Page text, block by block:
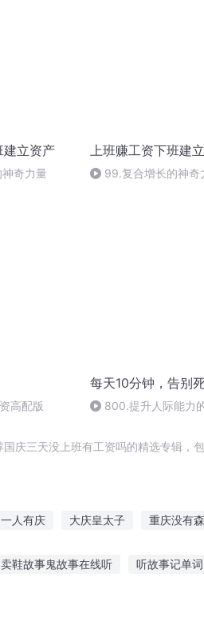
建立资产
奇力量
上班赚工资下班建
99.复合增长的神奇
高配版
每天10分钟，告别
800.提升人际能力
庆三天没上班有工资吗的精选专辑，
一人有庆 大庆皇太子 重庆没有
卖鞋故事鬼故事在线听 听故事记单